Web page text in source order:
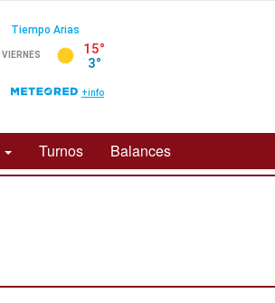
Turnos Balances